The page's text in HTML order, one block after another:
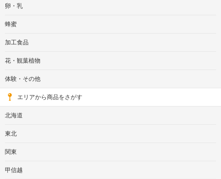
卵・乳
蜂蜜
加工食品
花・観葉植物
体験・その他
エリアから商品をさがす
北海道
東北
関東
甲信越